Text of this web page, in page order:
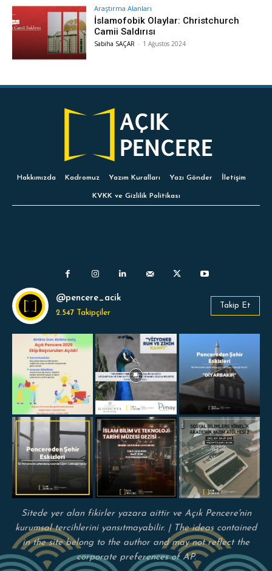
Araştırma Alanları
İslamofobik Olaylar: Christchurch
Camii Saldırısı
Sabiha SAÇAR - 1 Ağustos 2024
Hakkımızda Kadromuz Yazım Kuralları Yazı Gönder İletişim
KVKK ve Gizlilik Politikası
@pencere_acik
2.547 Takipçiler
Takip Et
Sitede yer alan fikirler yazara aittir ve Açık Pencere'nin
kurumsal tercihlerini yansıtmayabilir. | The ideas contained
in the site belong to the author and may not reflect the
corporate preferences of AP.